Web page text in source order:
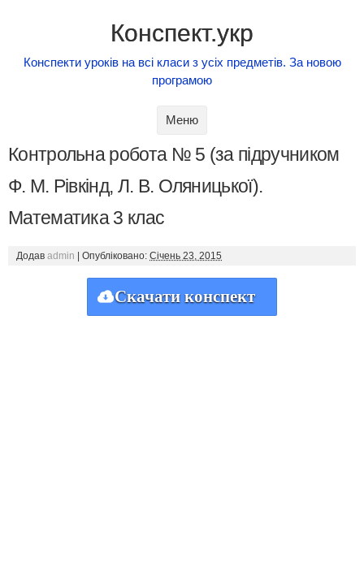
Конспект.укр
Конспекти уроків на всі класи з усіх предметів. За новою
програмою
Меню
Контрольна робота № 5 (за підручником
Ф. М. Рівкінд, Л. В. Оляницької).
Математика 3 клас
Додав admin Опубліковано: Січень 23, 2015
Скачати конспект